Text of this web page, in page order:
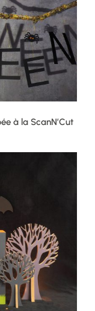
à la ScanN’Cut